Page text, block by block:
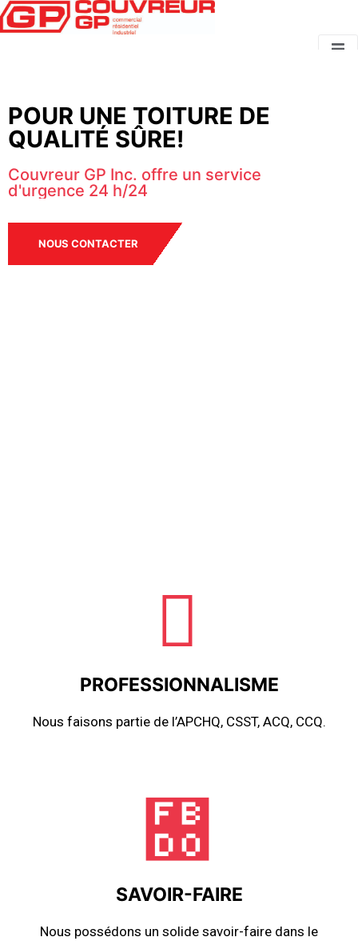
POUR UNE TOITURE DE
QUALITÉ SÛRE!
Couvreur GP Inc. offre un service
d'urgence 24 h/24
NOUS CONTACTER
PROFESSIONNALISME
Nous faisons partie de l’APCHQ, CSST, ACQ, CCQ.
SAVOIR-FAIRE
Nous possédons un solide savoir-faire dans le